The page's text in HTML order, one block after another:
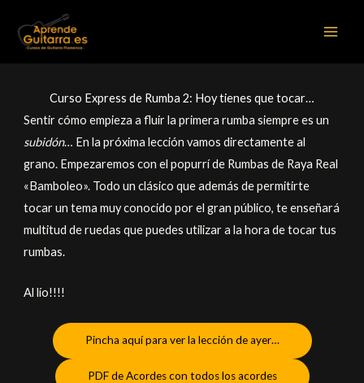
contenido
Curso Express de Rumba 2: Hoy tienes que tocar…
Sentir cómo empieza a fluir la primera rumba siempre es un
subidón… En la próxima lección vamos directamente al
grano. Empezaremos con el popurrí de Rumbas de Raya Real
«Bamboleo». Todo un clásico que además de permitirte
tocar un tema muy conocido por el gran público, te enseñará
multitud de ruedas que puedes utilizar a la hora de tocar tus
rumbas.
Al lío!!!!
Pincha aquí para ver la lección de ayer…
PDF de Acordes con todos los acordes